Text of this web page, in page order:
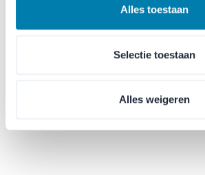
Alles toestaan
Selectie toestaan
Alles weigeren
Plan een kennismaking